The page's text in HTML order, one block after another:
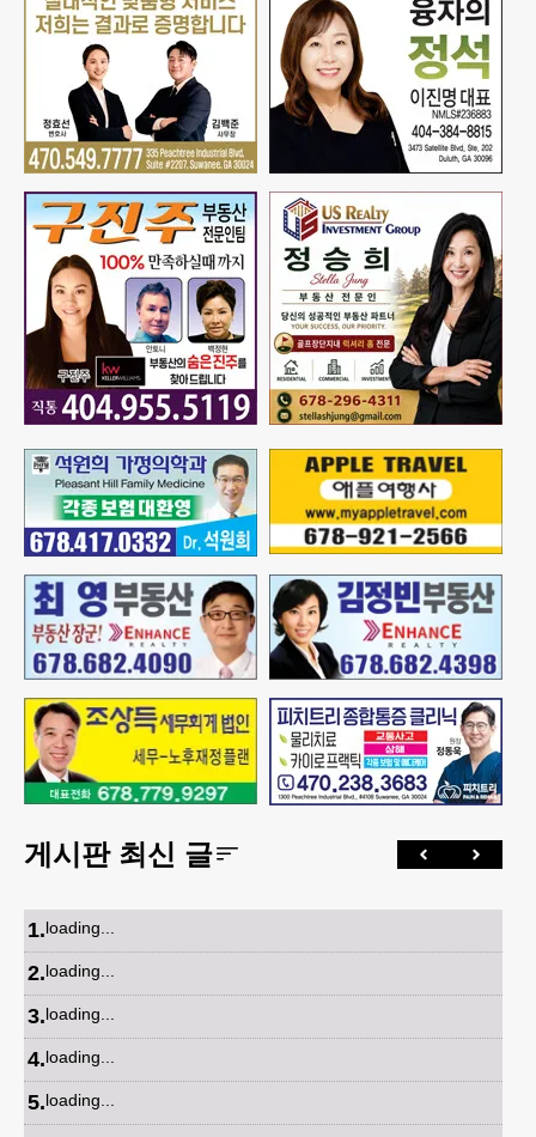
게시판 최신 글
1.loading...
2.loading...
3.loading...
4.loading...
5.loading...